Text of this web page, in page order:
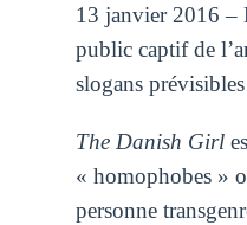
13 janvier 2016 –
public captif de
slogans
The Danish Girl
« homophobes »
personne